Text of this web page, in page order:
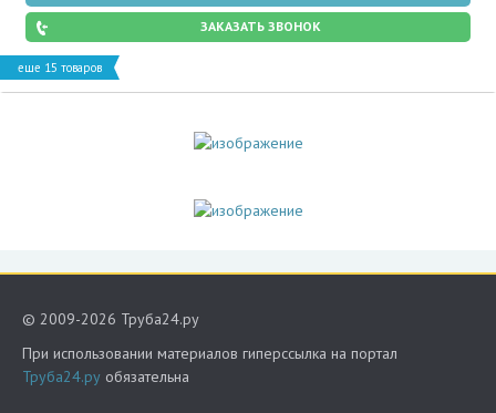
еще 15 товаров
ЗАКАЗАТЬ ЗВОНОК
© 2009-2026 Труба24.ру
При использовании материалов гиперссылка на портал
Труба24.ру обязательна